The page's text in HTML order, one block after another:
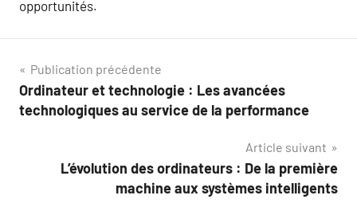
opportunités.
Navigation
de
Publication précédente
Ordinateur et technologie : Les avancées
technologiques au service de la performance
Article suivant
L’évolution des ordinateurs : De la première
machine aux systèmes intelligents